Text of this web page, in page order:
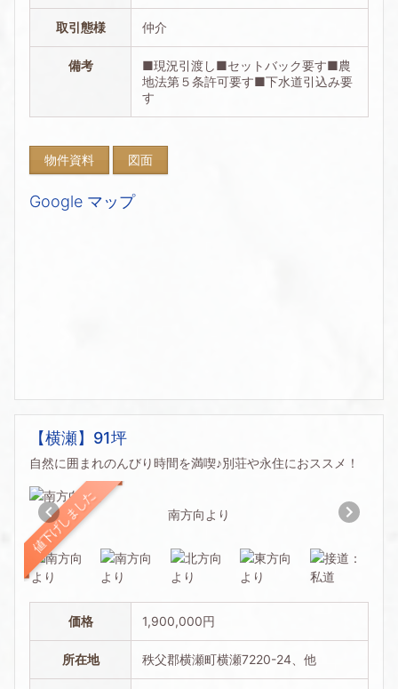
取引態様 仲介
備考
■現況引渡し■セットバック要す■農
地法第５条許可要す■下水道引込み要
す
物件資料 図面
Google マップ
【横瀬】91坪
自然に囲まれのんびり時間を満喫♪別荘や永住におススメ！
南方向より
値下げしました
価格 1,900,000円
所在地 秩父郡横瀬町横瀬7220-24、他